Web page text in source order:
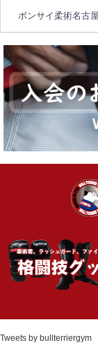
ボンサイ柔術名古屋
Tweets by bullterriergym